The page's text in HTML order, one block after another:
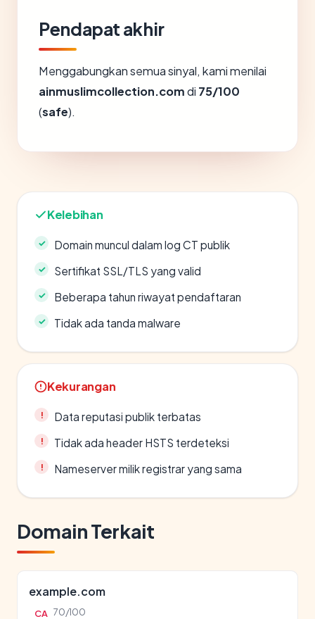
Pendapat akhir
Menggabungkan semua sinyal, kami menilai
ainmuslimcollection.comdi 75/100
(safe).
Kelebihan
Domain muncul dalam log CT publik
Sertifikat SSL/TLS yang valid
Beberapa tahun riwayat pendaftaran
Tidak ada tanda malware
Kekurangan
Data reputasi publik terbatas
Tidak ada header HSTS terdeteksi
Nameserver milik registrar yang sama
Domain Terkait
example.com
CA 70/100